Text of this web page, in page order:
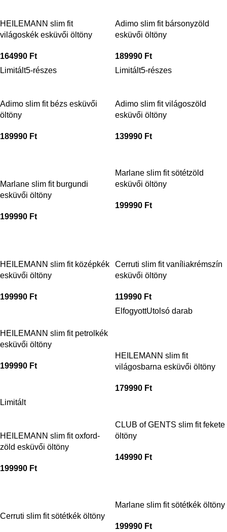
HEILEMANN slim fit
világoskék esküvői öltöny
164990 Ft
Adimo slim fit bársonyzöld
esküvői öltöny
189990 Ft
Limitált5-részes
Adimo slim fit bézs esküvői
öltöny
189990 Ft
Limitált5-részes
Adimo slim fit világoszöld
esküvői öltöny
139990 Ft
Marlane slim fit burgundi
esküvői öltöny
199990 Ft
Marlane slim fit sötétzöld
esküvői öltöny
199990 Ft
HEILEMANN slim fit középkék
esküvői öltöny
199990 Ft
Cerruti slim fit vaníliakrémszín
esküvői öltöny
119990 Ft
HEILEMANN slim fit petrolkék
esküvői öltöny
199990 Ft
ElfogyottUtolsó darab
HEILEMANN slim fit
világosbarna esküvői öltöny
179990 Ft
Limitált
HEILEMANN slim fit oxford-
zöld esküvői öltöny
199990 Ft
CLUB of GENTS slim fit fekete
öltöny
149990 Ft
Cerruti slim fit sötétkék öltöny
Marlane slim fit sötétkék öltöny
199990 Ft